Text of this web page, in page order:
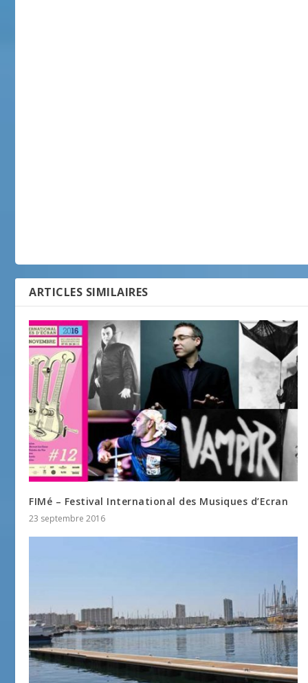
ARTICLES SIMILAIRES
FIMé – Festival International des Musiques d’Ecran
23 septembre 2016